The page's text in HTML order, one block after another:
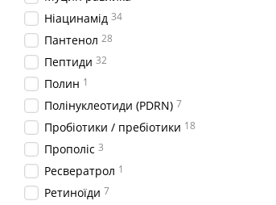
Ніацинамід 34
Пантенол 28
Пептиди 32
Полин 1
Полінуклеотиди (PDRN) 7
Пробіотики / пребіотики 18
Прополіс 3
Ресвератрол 1
Ретиноїди 7